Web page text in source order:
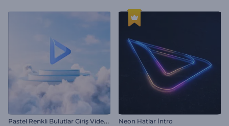
P
astel Renkli Bulutlar Giriş Videosu Neon Hatlar İntro